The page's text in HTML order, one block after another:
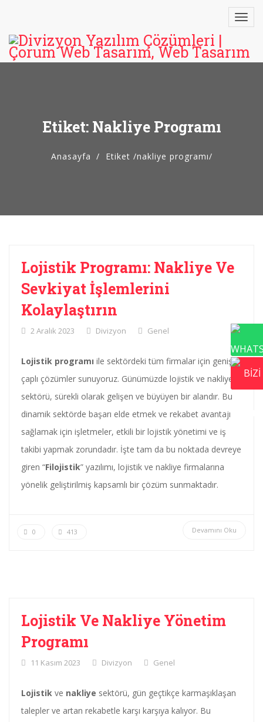
Etiket: Nakliye Programı
Anasayfa Etiket /nakliye programı/
Lojistik Programı: Nakliye Ve
Sevkiyat İşlemlerini
Kolaylaştırın
2 Aralık 2023 Divizyon Genel
Lojistik programı ile sektördeki tüm firmalar için geniş
çaplı çözümler sunuyoruz. Günümüzde lojistik ve nakliye
sektörü, sürekli olarak gelişen ve büyüyen bir alandır. Bu
dinamik sektörde başarı elde etmek ve rekabet avantajı
sağlamak için işletmeler, etkili bir lojistik yönetimi ve iş
takibi yapmak zorundadır. İşte tam da bu noktada devreye
giren “Filojistik” yazılımı, lojistik ve nakliye firmalarına
yönelik geliştirilmiş kapsamlı bir çözüm sunmaktadır.
Devamını Oku
0 413
Lojistik Ve Nakliye Yönetim
Programı
11 Kasım 2023 Divizyon Genel
Lojistik ve nakliye sektörü, gün geçtikçe karmaşıklaşan
talepler ve artan rekabetle karşı karşıya kalıyor. Bu